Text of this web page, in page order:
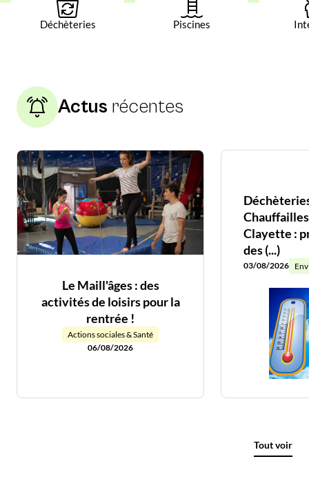
Déchèteries Piscines
Actus récentes
Le Maill'âges : des
activités de loisirs pour la
rentrée !
06/08/2026
Actions sociales & Santé
Clayette :
des (...)
03/08/2026
Tout voir